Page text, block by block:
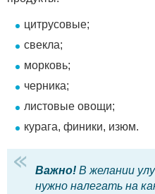
цитрусовые;
свекла;
морковь;
черника;
листовые овощи;
курага, финики, изюм.
Важно! В желании
нужно налегать на